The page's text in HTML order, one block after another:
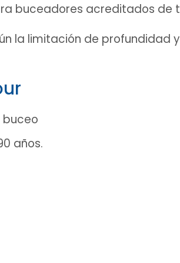
buceadores acreditados de
la limitación de profundidad
buceo
años.